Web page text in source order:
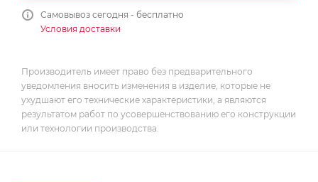
Самовывоз сегодня - бесплатно
Условия доставки
Производитель имеет право без предварительного
уведомления вносить изменения в изделие, которые не
ухудшают его технические характеристики, а являются
результатом работ по усовершенствованию его конструкции
или технологии производства.